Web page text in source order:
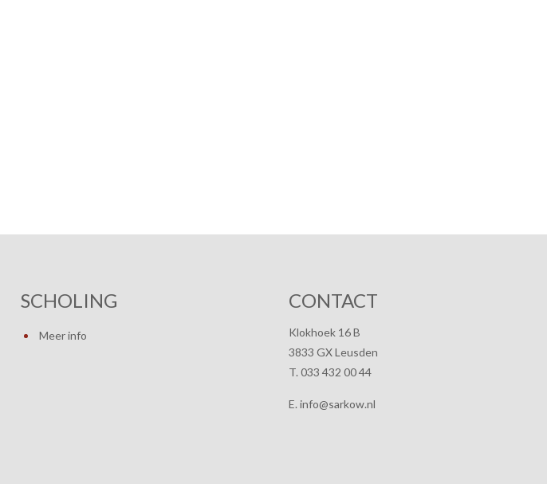
SCHOLING
Meer info
CONTACT
Klokhoek 16 B
3833 GX Leusden
T. 033 432 00 44
E. info@sarkow.nl